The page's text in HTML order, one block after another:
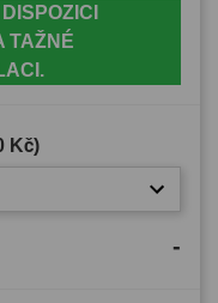
TAŽNÉ
Kč)
-